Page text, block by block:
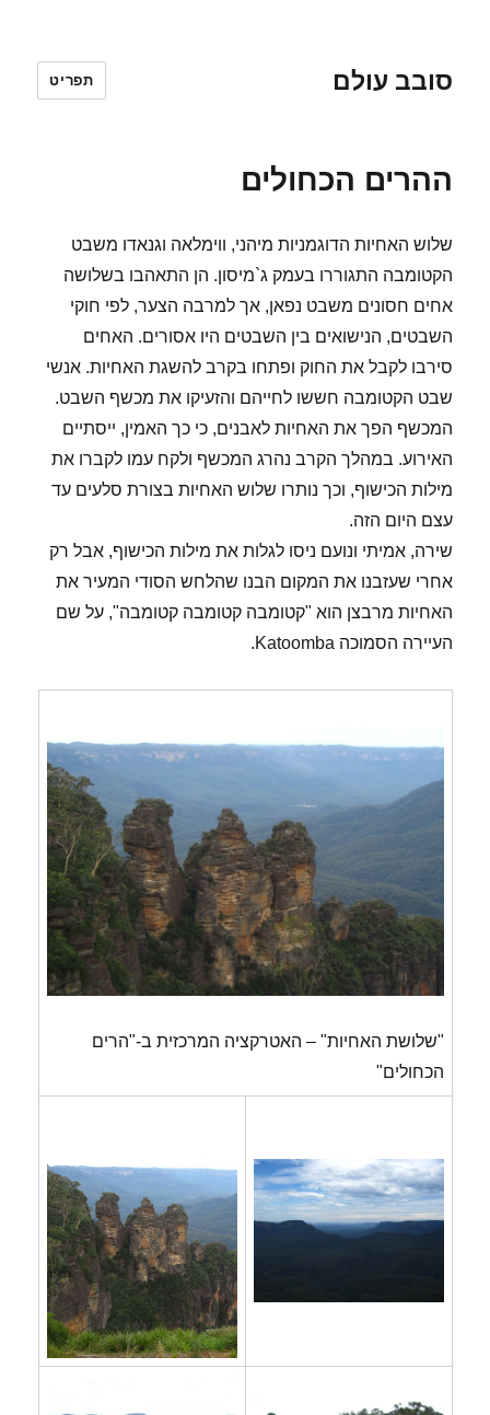
סובב עולם תפריט
ההרים הכחולים
שלוש האחיות הדוגמניות מיהני, ווימלאה וגנאדו משבט
הקטומבה התגוררו בעמק ג`מיסון. הן התאהבו בשלושה
אחים חסונים משבט נפאן, אך למרבה הצער, לפי חוקי
השבטים, הנישואים בין השבטים היו אסורים. האחים
סירבו לקבל את החוק ופתחו בקרב להשגת האחיות. אנשי
שבט הקטומבה חששו לחייהם והזעיקו את מכשף השבט.
המכשף הפך את האחיות לאבנים, כי כך האמין, ייסתיים
האירוע. במהלך הקרב נהרג המכשף ולקח עמו לקברו את
מילות הכישוף, וכך נותרו שלוש האחיות בצורת סלעים עד
עצם היום הזה.
שירה, אמיתי ונועם ניסו לגלות את מילות הכישוף, אבל רק
אחרי שעזבנו את המקום הבנו שהלחש הסודי המעיר את
האחיות מרבצן הוא "קטומבה קטומבה קטומבה", על שם
העיירה הסמוכה Katoomba.
"שלושת האחיות" – האטרקציה המרכזית ב-"הרים
הכחולים"